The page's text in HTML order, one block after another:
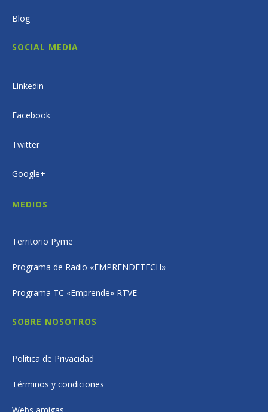
Blog
SOCIAL MEDIA
Linkedin
Facebook
Twitter
Google+
MEDIOS
Territorio Pyme
Programa de Radio «EMPRENDETECH»
Programa TC «Emprende» RTVE
SOBRE NOSOTROS
Política de Privacidad
Términos y condiciones